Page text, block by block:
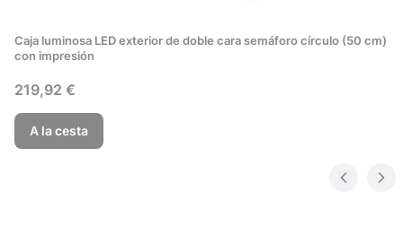
Caja luminosa LED exterior de doble cara semáforo círculo (50 cm)
con impresión
Precio
219,92 €
A la cesta